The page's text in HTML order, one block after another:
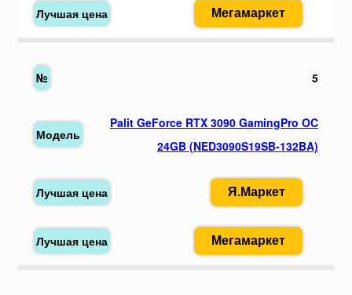
Мегамаркет
5
Palit GeForce RTX 3090 GamingPro OC
24GB (NED3090S19SB-132BA)
Я.Маркет
Мегамаркет